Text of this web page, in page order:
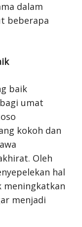
dalam
beberapa
baik
umat
kokoh dan
Oleh
hal
meningkatkan
menjadi